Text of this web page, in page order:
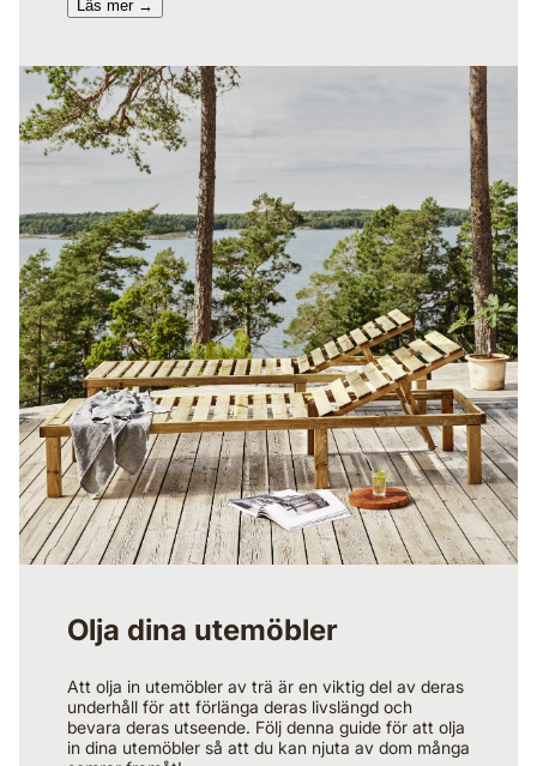
Läs mer →​
Olja dina utemöbler
Att olja in utemöbler av trä är en viktig del av deras
underhåll för att förlänga deras livslängd och
bevara deras utseende. Följ denna guide för att olja
in dina utemöbler så att du kan njuta av dom många